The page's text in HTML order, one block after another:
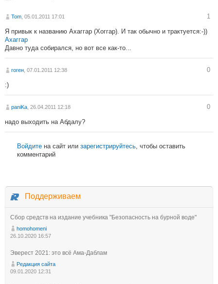
Tom , 05.01.2011 17:01 1
Я привык к названию Ахаггар (Хоггар). И так обычно и трактуется:-))
Ахаггар
Давно туда собирался, но вот все как-то...
гоген , 07.01.2011 12:38 0
:)
paniKa , 26.04.2011 12:18 0
надо выходить на Абдалу?
Войдите на сайт или зарегистрируйтесь , чтобы оставить
комментарий
Поддерживаем
Сбор средств на издание учебника "Безопасность на бурной воде"
homohomeni
26.10.2020 16:57
Эверест 2021: это всё Ама-Даблам
Редакция сайта
09.01.2020 12:31